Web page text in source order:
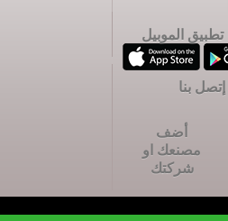
الموبيل
إتصل بنا
أضف
مصنعك او
شركتك